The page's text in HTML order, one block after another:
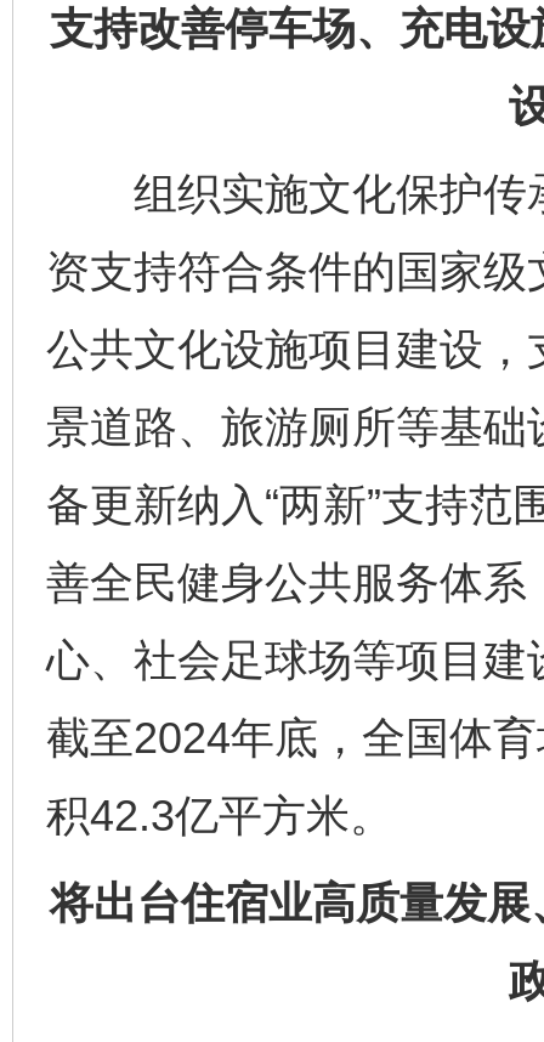
支持改善停车场、充电
组织实施文化保护传
资支持符合条件的国家
公共文化设施项目建设
景道路、旅游厕所等基
备更新纳入“两新”支持
善全民健身公共服务体
心、社会足球场等项目
截至2024年底，全国体
积42.3亿平方米。
将出台住宿业高质量发